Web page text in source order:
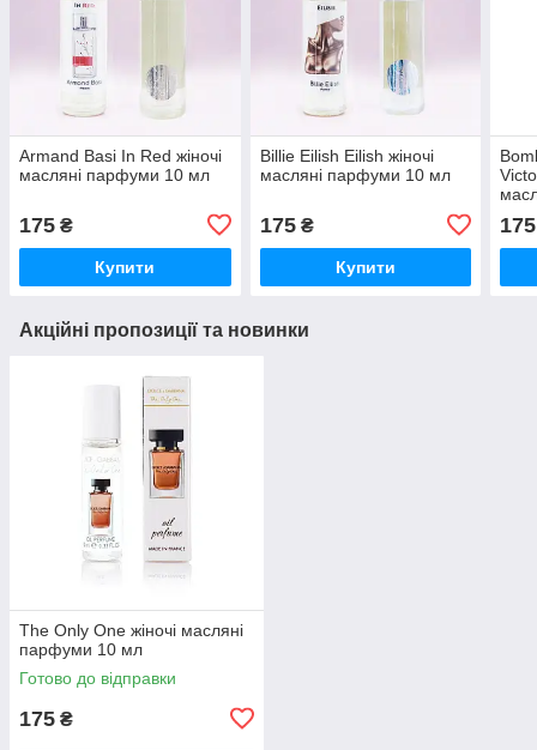
Armand Basi In Red жіночі
масляні парфуми 10 мл
175 ₴
Купити
Billie Eilish Eilish жіночі
масляні парфуми 10 мл
175₴
Купити
175
Акційні пропозиції та новинки
The Only One жіночі масляні
парфуми 10 мл
Готово до відправки
175 ₴